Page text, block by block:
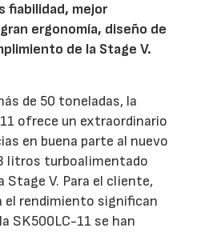
fiabilidad, mejor
ergonomía, diseño de
de la Stage V.
de 50 toneladas, la
ofrece un extraordinario
en buena parte al nuevo
litros turboalimentado
Stage V. Para el cliente,
el rendimiento significan
SK500LC-11 se han